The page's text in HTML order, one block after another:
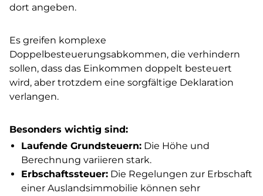
dort angeben.
Es greifen komplexe
Doppelbesteuerungsabkommen, die verhindern
sollen, dass das Einkommen doppelt besteuert
wird, aber trotzdem eine sorgfältige Deklaration
verlangen.
Besonders wichtig sind:
Laufende Grundsteuern: Die Höhe und
Berechnung variieren stark.
Erbschaftssteuer: Die Regelungen zur Erbschaft
einer Auslandsimmobilie können sehr